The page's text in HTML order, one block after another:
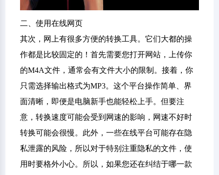
二、使用在线网页
其次，网上有很多方便的转换工具。它们大都的操
作都是比较固定的！首先需要您打开网站，上传你
的M4A文件，通常会有文件大小的限制。接着，你
只需选择输出格式为MP3。这个平台操作简单、界
面清晰，即便是电脑新手也能轻松上手。但要注
意，转换速度可能会受到网速的影响，网速不好时
转换可能会很慢。此外，一些在线平台可能存在隐
私泄露的风险，所以对于特别注重隐私的文件，使
用时要格外小心。所以，如果您还在纠结于哪一款